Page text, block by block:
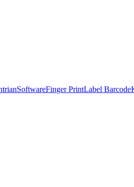
SoftwareFinger PrintLabel Barcode